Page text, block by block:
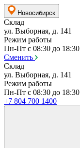
Новосибирск
Склад
ул. Выборная, д. 141
Режим работы
Пн-Пт с 08:30 до 18:30
Сменить
Склад
ул. Выборная, д. 141
Режим работы
Пн-Пт с 08:30 до 18:30
+7 804 700 1400